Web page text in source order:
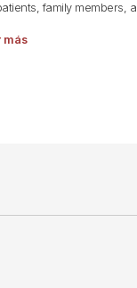
family members,
más